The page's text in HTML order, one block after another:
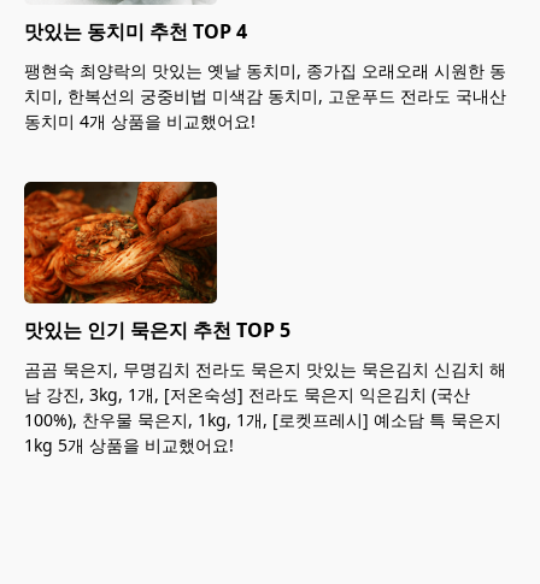
맛있는 동치미 추천 TOP 4
팽현숙 최양락의 맛있는 옛날 동치미, 종가집 오래오래 시원한 동
치미, 한복선의 궁중비법 미색감 동치미, 고운푸드 전라도 국내산
동치미 4개 상품을 비교했어요!
맛있는 인기 묵은지 추천 TOP 5
곰곰 묵은지, 무명김치 전라도 묵은지 맛있는 묵은김치 신김치 해
남 강진, 3kg, 1개, [저온숙성] 전라도 묵은지 익은김치 (국산
100%), 찬우물 묵은지, 1kg, 1개, [로켓프레시] 예소담 특 묵은지
1kg 5개 상품을 비교했어요!